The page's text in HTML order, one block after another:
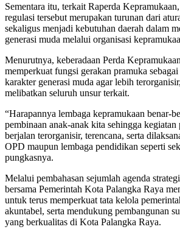
Sementara itu, terkait Raperda
regulasi tersebut merupakan turunan dari
sekaligus menjadi kebutuhan daerah dalam
generasi muda melalui organisasi
Menurutnya, keberadaan Perda
memperkuat fungsi gerakan pramuka
karakter generasi muda agar lebih
melibatkan seluruh unsur terkait.
“Harapannya lembaga kepramukaan benar-
pembinaan anak-anak kita sehingga kegiatan
berjalan terorganisir, terencana, serta
OPD maupun lembaga pendidikan seperti
pungkasnya.
Melalui pembahasan sejumlah agenda
bersama Pemerintah Kota Palangka Raya
untuk terus memperkuat tata kelola
akuntabel, serta mendukung pembangunan
yang berkualitas di Kota Palangka Raya.